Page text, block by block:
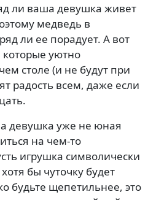
ли ваша девушка живет
медведь в
ли ее порадует. А вот
уютно
столе (и не будут при
радость всем, даже если
девушка уже не юная
на чем-то
игрушка символически
бы чуточку будет
будьте щепетильнее, это